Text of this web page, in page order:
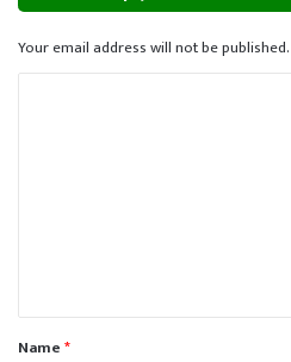
Your email address will not be published.
*Name*